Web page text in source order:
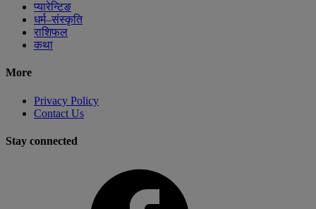
प्यारेन्टिङ
धर्म–संस्कृति
राशिफल
कथा
More
Privacy Policy
Contact Us
Stay connected